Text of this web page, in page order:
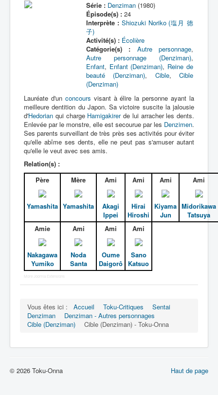
Série : Denziman(1980)
Épisode(s) :24
Interprète : Shiozuki Noriko (塩月 徳
子)
Activité(s) : Écolière
Catégorie(s) :
Autre personnage,
Autre personnage (Denziman),
Enfant, Enfant (Denziman), Reine de
beauté (Denziman), Cible,Cible
(Denziman)
Lauréate d'un concours visant à élire la personne ayant la
meilleure dentition du Japon. Sa victoire suscite la jalousie
d'Hedorian qui charge Hamigakirerde lui arracher les dents.
Enlevée par le monstre, elle est secourue par les Denzimen.
Ses parents surveillant de très près ses activités pour éviter
qu'elle abîme ses dents, elle ne peut pas s'amuser autant
qu'elle le veut avec ses amis.
Relation(s) :
Père
Yamashita
Mère
Yamashita
Ami
Akagi
Ippei
Ami
Hirai
Hiroshi
Ami
Kiyama
Jun
Ami
Midorikawa
Tatsuya
Amie
Nakagawa
Yumiko
Ami
Noda
Santa
Ami
Oume
Daigorô
Ami
Sano
Katsuo
More Joomla Extensions
Vous êtes ici : Accueil Toku-Critiques
Sentai
Denziman
Denziman - Autres personnages
Cible (Denziman)
Cible (Denziman) - Toku-Onna
Haut de page
© 2026 Toku-Onna